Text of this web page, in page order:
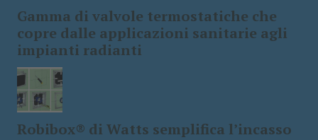
Gamma di valvole termostatiche che
copre dalle applicazioni sanitarie agli
impianti radianti
Robibox® di Watts semplifica l’incasso